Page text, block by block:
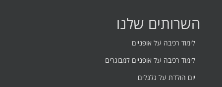
השרותים שלנו
לימוד רכיבה על אופניים
לימוד רכיבה על אופניים למבוגרים
יום הולדת על גלגלים